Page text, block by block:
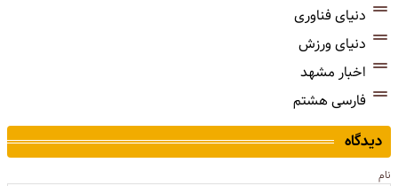
دنیای فناوری
دنیای ورزش
اخبار مشهد
فارسی هشتم
دیدگاه
نام